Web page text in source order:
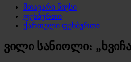
მთავარი ნიუსი
ფეხბურთი
ქართული ფეხბურთი
ვილი სანიოლი: